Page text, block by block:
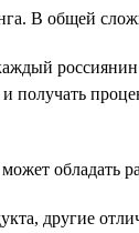
В общей
обладать
другие